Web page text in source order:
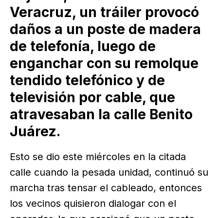
Veracruz, un tráiler provocó
daños a un poste de madera
de telefonía, luego de
enganchar con su remolque
tendido telefónico y de
televisión por cable, que
atravesaban la calle Benito
Juárez.
Esto se dio este miércoles en la citada
calle cuando la pesada unidad, continuó su
marcha tras tensar el cableado, entonces
los vecinos quisieron dialogar con el